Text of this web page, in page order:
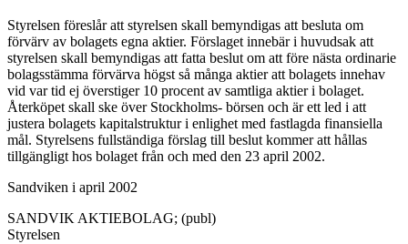
Styrelsen föreslår att styrelsen skall bemyndigas att besluta om
förvärv av bolagets egna aktier. Förslaget innebär i huvudsak att
styrelsen skall bemyndigas att fatta beslut om att före nästa ordinarie
bolagsstämma förvärva högst så många aktier att bolagets innehav
vid var tid ej överstiger 10 procent av samtliga aktier i bolaget.
Återköpet skall ske över Stockholms- börsen och är ett led i att
justera bolagets kapitalstruktur i enlighet med fastlagda finansiella
mål. Styrelsens fullständiga förslag till beslut kommer att hållas
tillgängligt hos bolaget från och med den 23 april 2002.
Sandviken i april 2002
SANDVIK AKTIEBOLAG; (publ)
Styrelsen